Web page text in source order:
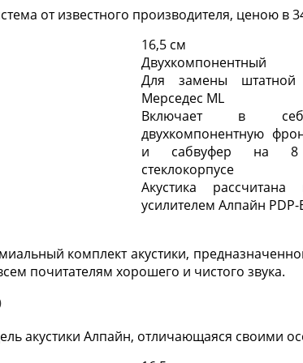
от известного производителя, ценою в
16,5 см
Двухкомпонентный
Для замены штатной
Мерседес ML
Включает в
двухкомпонентную
и сабвуфер на
стеклокорпусе
Акустика
усилителем Алпайн PDP-
комплект акустики,
почитателям хорошего и чистого звука.
акустики Алпайн, отличающаяся своими